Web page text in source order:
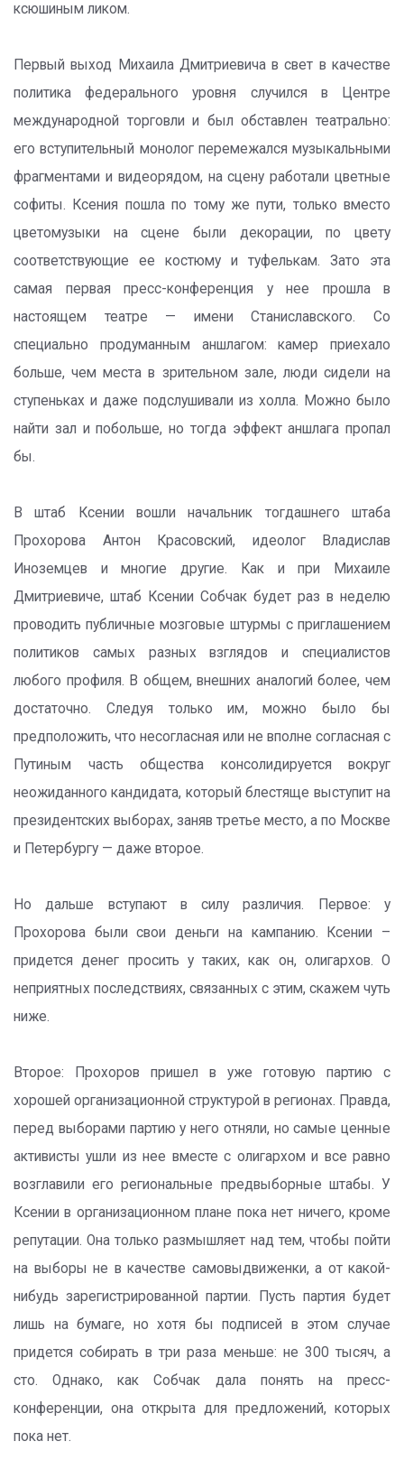
ксюшиным ликом.
Первый выход Михаила Дмитриевича в свет в качестве
политика федерального уровня случился в Центре
международной торговли и был обставлен театрально:
его вступительный монолог перемежался музыкальными
фрагментами и видеорядом, на сцену работали цветные
софиты. Ксения пошла по тому же пути, только вместо
цветомузыки на сцене были декорации, по цвету
соответствующие ее костюму и туфелькам. Зато эта
самая первая пресс-конференция у нее прошла в
настоящем театре — имени Станиславского. Со
специально продуманным аншлагом: камер приехало
больше, чем места в зрительном зале, люди сидели на
ступеньках и даже подслушивали из холла. Можно было
найти зал и побольше, но тогда эффект аншлага пропал
бы.
В штаб Ксении вошли начальник тогдашнего штаба
Прохорова Антон Красовский, идеолог Владислав
Иноземцев и многие другие. Как и при Михаиле
Дмитриевиче, штаб Ксении Собчак будет раз в неделю
проводить публичные мозговые штурмы с приглашением
политиков самых разных взглядов и специалистов
любого профиля. В общем, внешних аналогий более, чем
достаточно. Следуя только им, можно было бы
предположить, что несогласная или не вполне согласная с
Путиным часть общества консолидируется вокруг
неожиданного кандидата, который блестяще выступит на
президентских выборах, заняв третье место, а по Москве
и Петербургу — даже второе.
Но дальше вступают в силу различия. Первое: у
Прохорова были свои деньги на кампанию. Ксении –
придется денег просить у таких, как он, олигархов. О
неприятных последствиях, связанных с этим, скажем чуть
ниже.
Второе: Прохоров пришел в уже готовую партию с
хорошей организационной структурой в регионах. Правда,
перед выборами партию у него отняли, но самые ценные
активисты ушли из нее вместе с олигархом и все равно
возглавили его региональные предвыборные штабы. У
Ксении в организационном плане пока нет ничего, кроме
репутации. Она только размышляет над тем, чтобы пойти
на выборы не в качестве самовыдвиженки, а от какой-
нибудь зарегистрированной партии. Пусть партия будет
лишь на бумаге, но хотя бы подписей в этом случае
придется собирать в три раза меньше: не 300 тысяч, а
сто. Однако, как Собчак дала понять на пресс-
конференции, она открыта для предложений, которых
пока нет.